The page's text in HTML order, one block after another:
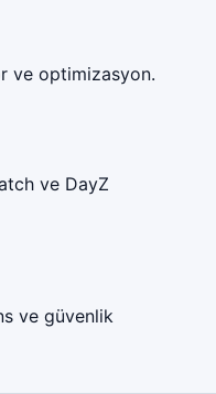
ve optimizasyon.
ve DayZ
ve güvenlik